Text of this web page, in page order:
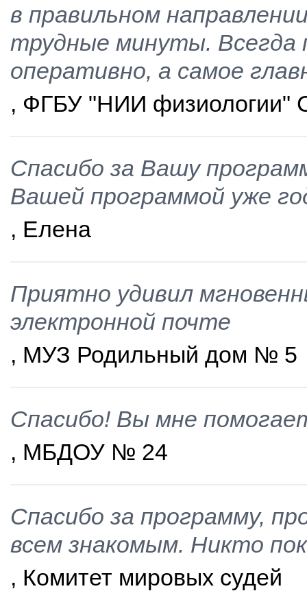
в правильном
трудные минуты. Всегда
оперативно, а самое
, ФГБУ "НИИ
Спасибо за Вашу
Вашей программой уже
, Елена
Приятно удивил
электронной почте
, МУЗ Родильный дом № 5
Спасибо! Вы мне
, МБДОУ № 24
Спасибо за программу,
всем знакомым. Никто
, Комитет мировых судей